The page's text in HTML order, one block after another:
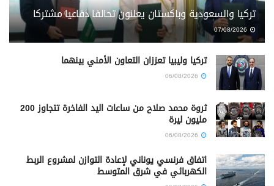
تركيا والسعودية وباكستان يعلنون تحالفا دفاعيا مشتركا
تركيا وليبيا تعززان التعاون الأمني بينهما
ثروة محمد صلاح من ساعات اليد الفاخرة تتجاوز 200
مليون ليرة
اتفاق فرنسي يوناني لإعادة التوازن لمشروع الربط
الكهربائي في شرق المتوسط